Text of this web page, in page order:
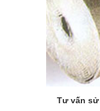
Tư vấn